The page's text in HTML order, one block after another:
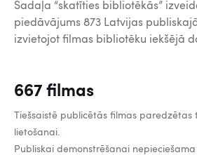
Sadaļa “skatīties bibliotēkās”
piedāvājums 873 Latvijas
izvietojot filmas bibliotēku iekšējā
667 filmas
Tiešsaistē publicētās filmas paredzētas
lietošanai.
Publiskai demonstrēšanai